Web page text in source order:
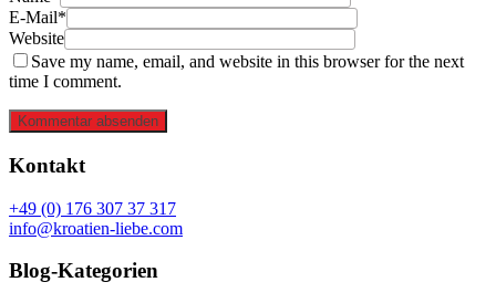
E-Mail*
Website
Save my name, email, and website in this browser for the next
time I comment.
Kommentar absenden
Kontakt
+49 (0) 176 307 37 317
info@kroatien-liebe.com
Blog-Kategorien